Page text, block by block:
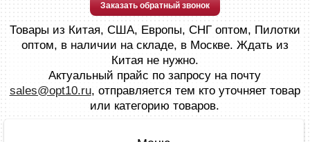
Заказать обратный звонок
Товары из Китая, США, Европы, СНГ оптом, Пилотки
оптом, в наличии на складе, в Москве. Ждать из
Китая не нужно.
Актуальный прайс по запросу на почту
sales@opt10.ru, отправляется тем кто уточняет товар
или категорию товаров.